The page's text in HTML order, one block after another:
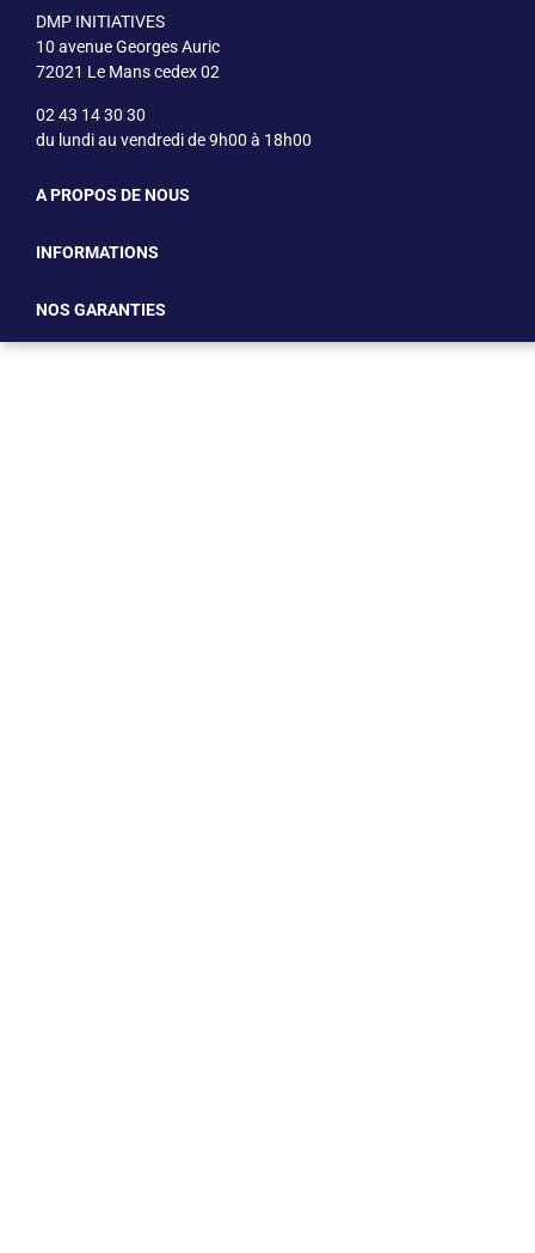
DMP INITIATIVES
10 avenue Georges Auric
72021 Le Mans cedex 02
02 43 14 30 30
du lundi au vendredi de 9h00 à 18h00
A PROPOS DE NOUS
INFORMATIONS
NOS GARANTIES